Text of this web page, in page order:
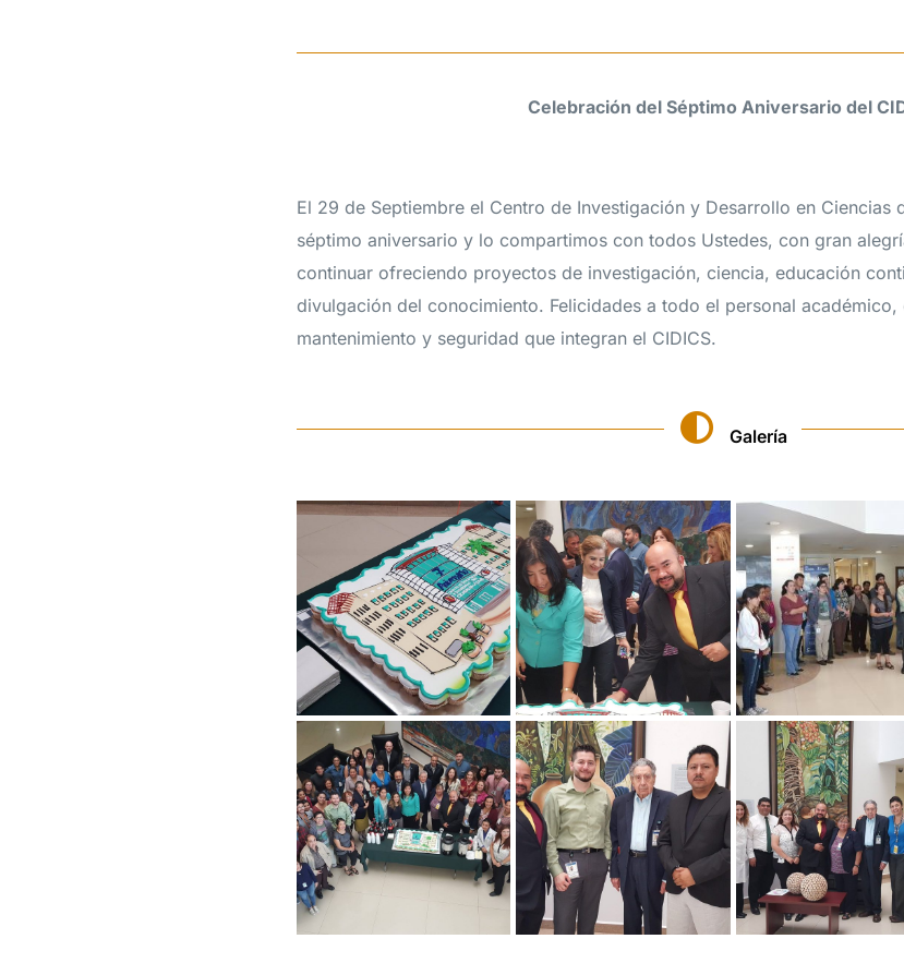
Celebración del Séptimo Aniversario del
El 29 de Septiembre el Centro de Investigación y Desarrollo en Ciencias
séptimo aniversario y lo compartimos con todos Ustedes, con gran
continuar ofreciendo proyectos de investigación, ciencia, educación
divulgación del conocimiento. Felicidades a todo el personal
mantenimiento y seguridad que integran el CIDICS.
Galería